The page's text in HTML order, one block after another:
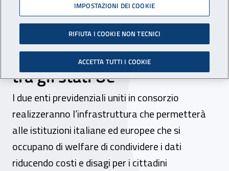
Inps e Inail vincono il bando
europeo per lo scambio
digitale delle informazioni
tra gli stati Ue
I due enti previdenziali uniti in consorzio
realizzeranno l’infrastruttura che permetterà
alle istituzioni italiane ed europee che si
occupano di welfare di condividere i dati
riducendo costi e disagi per i cittadini
IMPOSTAZIONI DEI COOKIE
RIFIUTA I COOKIE NON TECNICI
ACCETTA TUTTI I COOKIE